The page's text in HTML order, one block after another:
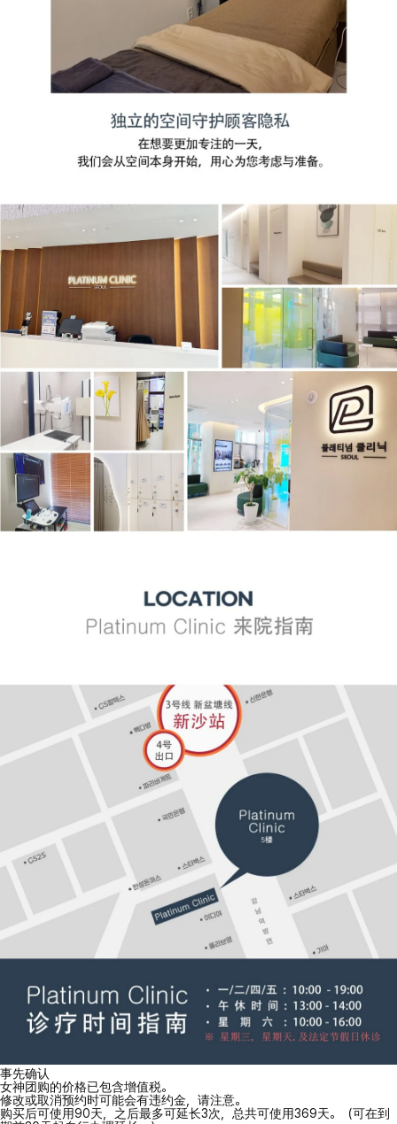
事先确认
女神团购的价格已包含增值税。
修改或取消预约时可能会有违约金，请注意。
购买后可使用90天，之后最多可延长3次，总共可使用369天。（可在到